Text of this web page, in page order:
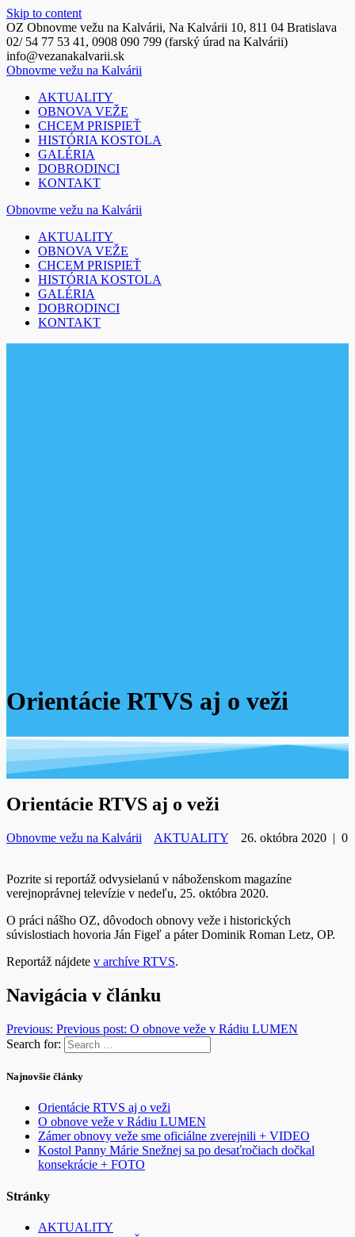
Skip to content
OZ Obnovme vežu na Kalvárii, Na Kalvárii 10, 811 04 Bratislava
02/ 54 77 53 41, 0908 090 799 (farský úrad na Kalvárii)
info@vezanakalvarii.sk
Obnovme vežu na Kalvárii
AKTUALITY
OBNOVA VEŽE
CHCEM PRISPIEŤ
HISTÓRIA KOSTOLA
GALÉRIA
DOBRODINCI
KONTAKT
Obnovme vežu na Kalvárii
AKTUALITY
OBNOVA VEŽE
CHCEM PRISPIEŤ
HISTÓRIA KOSTOLA
GALÉRIA
DOBRODINCI
KONTAKT
Orientácie RTVS aj o veži
Orientácie RTVS aj o veži
Obnovme vežu na Kalvárii AKTUALITY 26. októbra 2020 | 0
Pozrite si reportáž odvysielanú v náboženskom magazíne
verejnoprávnej televízie v nedeľu, 25. októbra 2020.
O práci nášho OZ, dôvodoch obnovy veže i historických
súvislostiach hovoria Ján Figeľ a páter Dominik Roman Letz, OP.
Reportáž nájdete v archíve RTVS.
Navigácia v článku
Previous: Previous post: O obnove veže v Rádiu LUMEN
Search for:
Najnovšie články
Orientácie RTVS aj o veži
O obnove veže v Rádiu LUMEN
Zámer obnovy veže sme oficiálne zverejnili + VIDEO
Kostol Panny Márie Snežnej sa po desaťročiach dočkal
konsekrácie + FOTO
Stránky
AKTUALITY